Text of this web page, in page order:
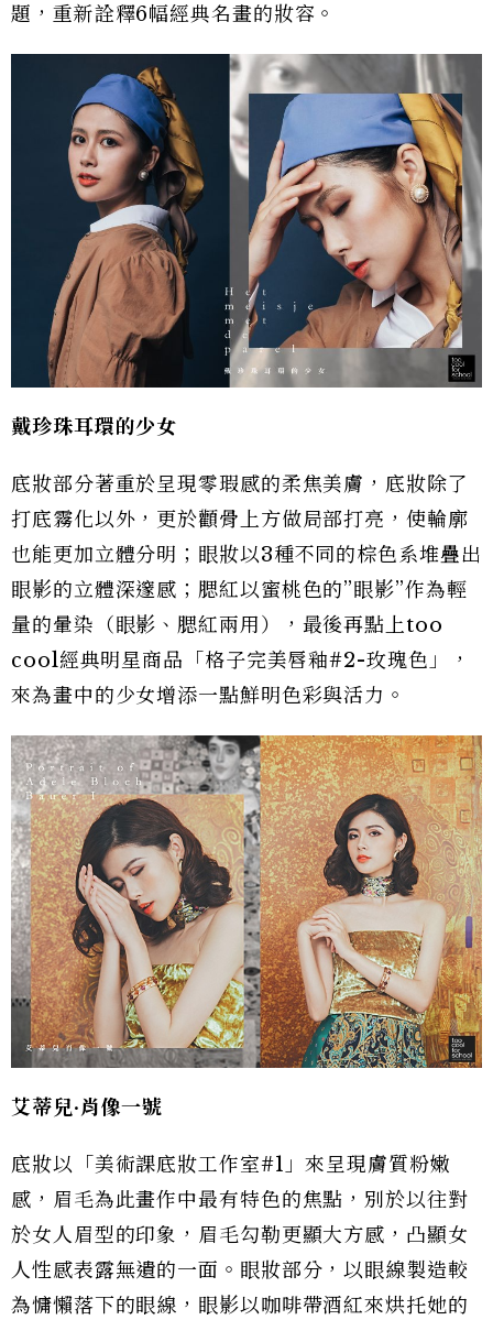
題，重新詮釋6幅經典名畫的妝容。
戴珍珠耳環的少女
底妝部分著重於呈現零瑕感的柔焦美膚，底妝除了
打底霧化以外，更於顴骨上方做局部打亮，使輪廓
也能更加立體分明；眼妝以3種不同的棕色系堆疊出
眼影的立體深邃感；腮紅以蜜桃色的”眼影”作為輕
量的暈染（眼影、腮紅兩用），最後再點上too
cool經典明星商品「格子完美唇釉#2-玫瑰色」，
來為畫中的少女增添一點鮮明色彩與活力。
艾蒂兒·肖像一號
底妝以「美術課底妝工作室#1」來呈現膚質粉嫩
感，眉毛為此畫作中最有特色的焦點，別於以往對
於女人眉型的印象，眉毛勾勒更顯大方感，凸顯女
人性感表露無遺的一面。眼妝部分，以眼線製造較
為慵懶落下的眼線，眼影以咖啡帶酒紅來烘托她的